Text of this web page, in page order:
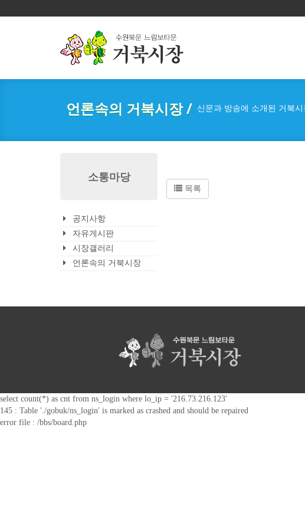
언론속의 거북시장 / 신문과 방송에 소개된 거북
소통마당
공지사항
자유게시판
시장갤러리
언론속의 거북시장
목록
select count(*) as cnt from ns_login where lo_ip = '216.73.216.123'
145 : Table './gobuk/ns_login' is marked as crashed and should be repaired
error file : /bbs/board.php